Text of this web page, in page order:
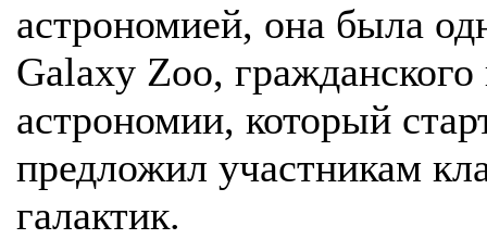
астрономией, она была
Galaxy Zoo, гражданского
астрономии, который
предложил участникам
галактик.